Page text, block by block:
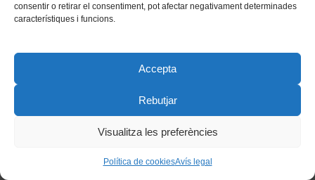
consentir o retirar el consentiment, pot afectar negativament determinades
característiques i funcions.
Accepta
Rebutjar
Visualitza les preferències
Política de cookiesAvís legal